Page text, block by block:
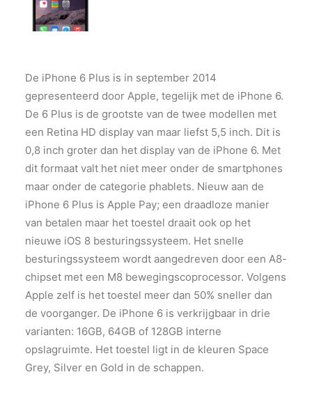
De iPhone 6 Plus is in september 2014
gepresenteerd door Apple, tegelijk met de iPhone 6.
De 6 Plus is de grootste van de twee modellen met
een Retina HD display van maar liefst 5,5 inch. Dit is
0,8 inch groter dan het display van de iPhone 6. Met
dit formaat valt het niet meer onder de smartphones
maar onder de categorie phablets. Nieuw aan de
iPhone 6 Plus is Apple Pay; een draadloze manier
van betalen maar het toestel draait ook op het
nieuwe iOS 8 besturingssysteem. Het snelle
besturingssysteem wordt aangedreven door een A8-
chipset met een M8 bewegingscoprocessor. Volgens
Apple zelf is het toestel meer dan 50% sneller dan
de voorganger. De iPhone 6 is verkrijgbaar in drie
varianten: 16GB, 64GB of 128GB interne
opslagruimte. Het toestel ligt in de kleuren Space
Grey, Silver en Gold in de schappen.